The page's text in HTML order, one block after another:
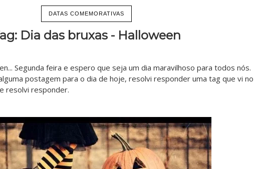
DATAS COMEMORATIVAS
Dia das bruxas - Halloween
Segunda feira e espero que seja um dia maravilhoso para todos nós.
postagem para o dia de hoje, resolvi responder uma tag que vi no
e resolvi responder.